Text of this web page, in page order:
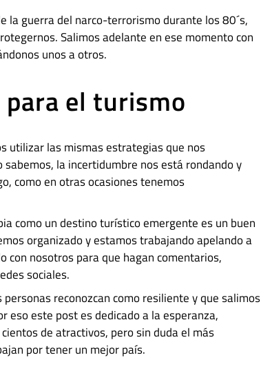
la guerra del narco-terrorismo durante los 80´s,
Salimos adelante en ese momento con
unos a otros.
el turismo
utilizar las mismas estrategias que nos
la incertidumbre nos está rondando y
como en otras ocasiones tenemos
como un destino turístico emergente es un buen
organizado y estamos trabajando apelando a
con nosotros para que hagan comentarios,
sociales.
reconozcan como resiliente y que salimos
eso este post es dedicado a la esperanza,
de atractivos, pero sin duda el más
por tener un mejor país.